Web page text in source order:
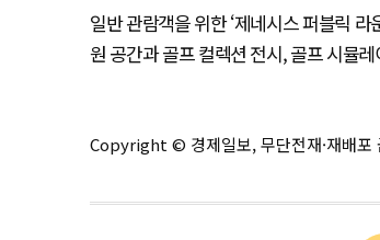
일반 관람객을 위한 ‘제네시스 퍼블릭
원 공간과 골프 컬렉션 전시, 골프 시뮬
Copyright © 경제일보, 무단전재·재배포